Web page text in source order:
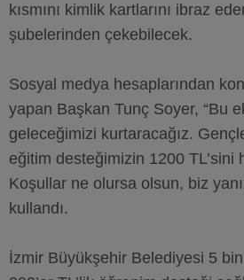
kısmını kimlik kartlarını ibraz
şubelerinden çekebilecek.
Sosyal medya hesaplarından
yapan Başkan Tunç Soyer, “Bu
geleceğimizi kurtaracağız.
eğitim desteğimizin 1200 TL’sini
Koşullar ne olursa olsun, biz
kullandı.
İzmir Büyükşehir Belediyesi 5